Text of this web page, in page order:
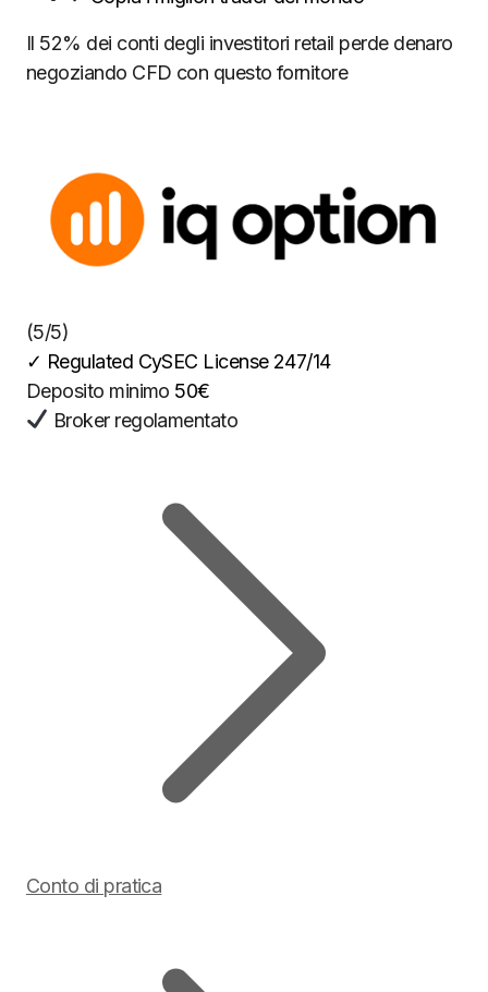
Il 52% dei conti degli investitori retail perde denaro
negoziando CFD con questo fornitore
(5/5)
✓ Regulated CySEC License 247/14
Deposito minimo 50€
Broker regolamentato
Conto di pratica